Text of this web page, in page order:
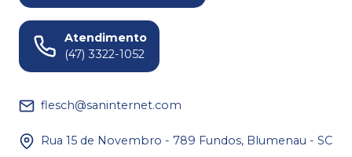
Atendimento
(47) 3322-1052
flesch@saninternet.com
Rua 15 de Novembro - 789 Fundos, Blumenau - SC